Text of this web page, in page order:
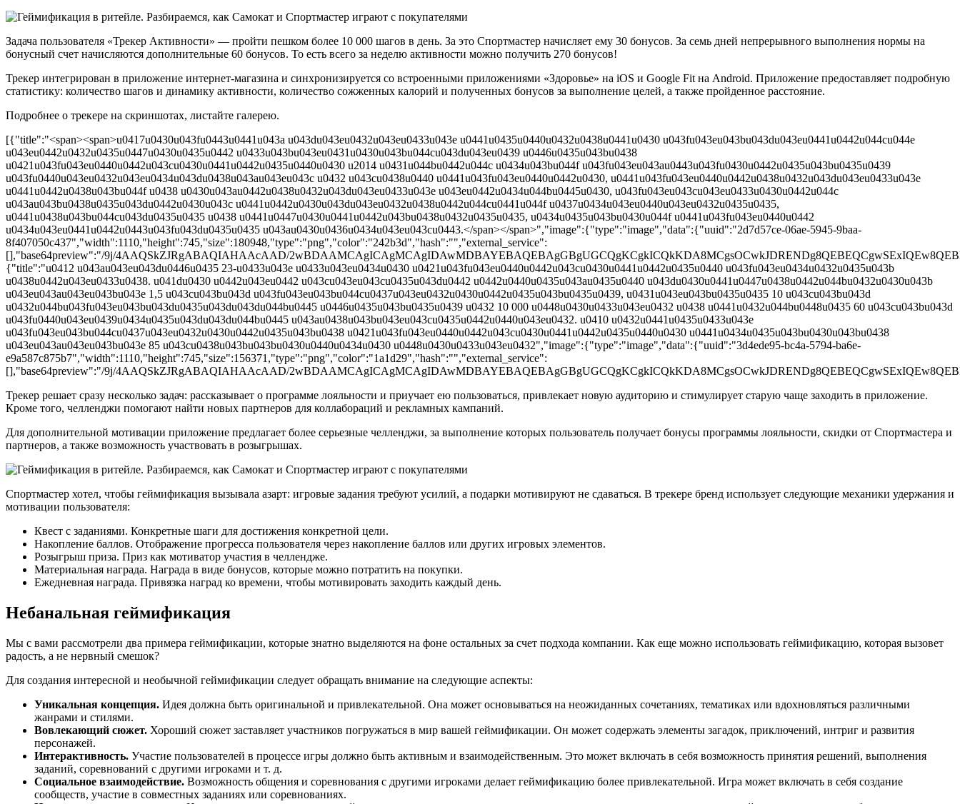
Задача пользователя «Трекер Активности» — пройти пешком более 10 000 шагов в день. За это Спортмастер начисляет ему 30 бонусов. За семь дней непрерывного выполнения нормы на
бонусный счет начисляются дополнительные 60 бонусов. То есть всего за неделю активности можно получить 270 бонусов!
Трекер интегрирован в приложение интернет-магазина и синхронизируется со встроенными приложениями «Здоровье» на iOS и Google Fit на Android. Приложение предоставляет подробную
статистику: количество шагов и динамику активности, количество сожженных калорий и полученных бонусов за выполнение целей, а также пройденное расстояние.
Подробнее о трекере на скриншотах, листайте галерею.
[{"title":"<span><span>u0417u0430u043fu0443u0441u043a u043du043eu0432u043eu0433u043e u0441u0435u0440u0432u0438u0441u0430 u043fu043eu043bu043du043eu0441u0442u044cu044e
u043eu0442u0432u0435u0447u0430u0435u0442 u0433u043bu043eu0431u0430u043bu044cu043du043eu0439 u0446u0435u043bu0438
u0421u043fu043eu0440u0442u043cu0430u0441u0442u0435u0440u0430 u2014 u0431u044bu0442u044c u0434u043bu044f u043fu043eu043au0443u043fu0430u0442u0435u043bu0435u0439
u043fu0440u043eu0432u043eu0434u043du0438u043au043eu043c u0432 u043cu0438u0440 u0441u043fu043eu0440u0442u0430, u0441u043fu043eu0440u0442u0438u0432u043du043eu0433u043e
u0441u0442u0438u043bu044f u0438 u0430u043au0442u0438u0432u043du043eu0433u043e u043eu0442u0434u044bu0445u0430, u043fu043eu043cu043eu0433u0430u0442u044c
u043au043bu0438u0435u043du0442u0430u043c u0441u0442u0430u043du043eu0432u0438u0442u044cu0441u044f u0437u0434u043eu0440u043eu0432u0435u0435,
u0441u0438u043bu044cu043du0435u0435 u0438 u0441u0447u0430u0441u0442u043bu0438u0432u0435u0435, u0434u0435u043bu0430u044f u0441u043fu043eu0440u0442
u0434u043eu0441u0442u0443u043fu043du0435u0435 u043au0430u0436u0434u043eu043cu0443.</span></span>","image":{"type":"image","data":{"uuid":"2d7d57ce-06ae-5945-9baa-
8f407050c437","width":1110,"height":745,"size":180948,"type":"png","color":"242b3d","hash":"","external_service":
[],"base64preview":"/9j/4AAQSkZJRgABAQIAHAAcAAD/
{"title":"u0412 u043au043eu043du0446u0435 23-u0433u043e u0433u043eu0434u0430 u0421u043fu043eu0440u0442u043cu0430u0441u0442u0435u0440 u043fu043eu0434u0432u0435u043b
u0438u0442u043eu0433u0438. u041du0430 u0442u043eu0442 u043cu043eu043cu0435u043du0442 u0442u0440u0435u043au0435u0440 u043du0430u0441u0447u0438u0442u044bu0432u0430u043b
u043eu043au043eu043bu043e 1,5 u043cu043bu043d u043fu043eu043bu044cu0437u043eu0432u0430u0442u0435u043bu0435u0439, u0431u043eu043bu0435u0435 10 u043cu043bu043d
u0432u044bu043fu043eu043bu043du0435u043du043du044bu0445 u0446u0435u043bu0435u0439 u0432 10 000 u0448u0430u0433u043eu0432 u0438 u0441u0432u044bu0448u0435 60 u043cu043bu043d
u043fu0440u043eu0439u0434u0435u043du043du044bu0445 u043au0438u043bu043eu043cu0435u0442u0440u043eu0432. u0410 u0432u0441u0435u0433u043e
u043fu043eu043bu044cu0437u043eu0432u0430u0442u0435u043bu0438 u0421u043fu043eu0440u0442u043cu0430u0441u0442u0435u0440u0430 u0441u0434u0435u043bu0430u043bu0438
u043eu043au043eu043bu043e 85 u043cu0438u043bu043bu0430u0440u0434u0430 u0448u0430u0433u043eu0432","image":{"type":"image","data":{"uuid":"3d4ede95-bc4a-5794-ba6e-
e9a587c875b7","width":1110,"height":745,"size":156371,"type":"png","color":"1a1d29","hash":"","external_service":
[],"base64preview":"/9j/4AAQSkZJRgABAQIAHAAcAAD/
Трекер решает сразу несколько задач: рассказывает о программе лояльности и приучает ею пользоваться, привлекает новую аудиторию и стимулирует старую чаще заходить в приложение.
Кроме того, челленджи помогают найти новых партнеров для коллабораций и рекламных кампаний.
Для дополнительной мотивации приложение предлагает более серьезные челленджи, за выполнение которых пользователь получает бонусы программы лояльности, скидки от Спортмастера и
партнеров, а также возможность участвовать в розыгрышах.
Спортмастер хотел, чтобы геймификация вызывала азарт: игровые задания требуют усилий, а подарки мотивируют не сдаваться. В трекере бренд использует следующие механики удержания и
мотивации пользователя:
Квест с заданиями. Конкретные шаги для достижения конкретной цели.
Накопление баллов. Отображение прогресса пользователя через накопление баллов или других игровых элементов.
Розыгрыш приза. Приз как мотиватор участия в челлендже.
Материальная награда. Награда в виде бонусов, которые можно потратить на покупки.
Ежедневная награда. Привязка наград ко времени, чтобы мотивировать заходить каждый день.
Небанальная геймификация
Мы с вами рассмотрели два примера геймификации, которые знатно выделяются на фоне остальных за счет подхода компании. Как еще можно использовать геймификацию, которая вызовет
радость, а не нервный смешок?
Для создания интересной и необычной геймификации следует обращать внимание на следующие аспекты:
Уникальная концепция. Идея должна быть оригинальной и привлекательной. Она может основываться на неожиданных сочетаниях, тематиках или вдохновляться различными
жанрами и стилями.
Вовлекающий сюжет. Хороший сюжет заставляет участников погружаться в мир вашей геймификации. Он может содержать элементы загадок, приключений, интриг и развития
персонажей.
Интерактивность. Участие пользователей в процессе игры должно быть активным и взаимодейственным. Это может включать в себя возможность принятия решений, выполнения
заданий, соревнований с другими игроками и т. д.
Социальное взаимодействие. Возможность общения и соревнования с другими игроками делает геймификацию более привлекательной. Игра может включать в себя создание
сообществ, участие в совместных заданиях или соревнованиях.